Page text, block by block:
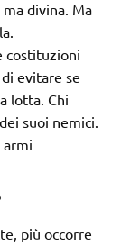
divina. Ma
costituzioni
evitare se
lotta. Chi
suoi nemici.
armi
più occorre